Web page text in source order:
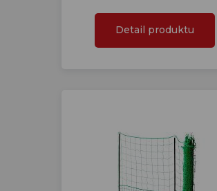
Detail produktu